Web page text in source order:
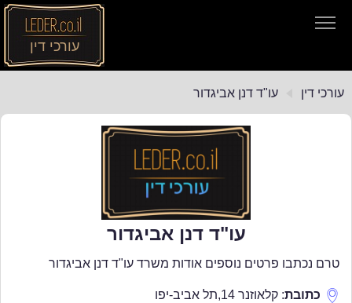
עורכי דין
עורכי דין
עורכי דין עו"ד דנן אביגדור
עו"ד דנן אביגדור
טרם נכתבו פרטים נוספים אודות משרד עו"ד דנן אביגדור
כתובת: קלאוזנר 14 ,תל אביב-יפו